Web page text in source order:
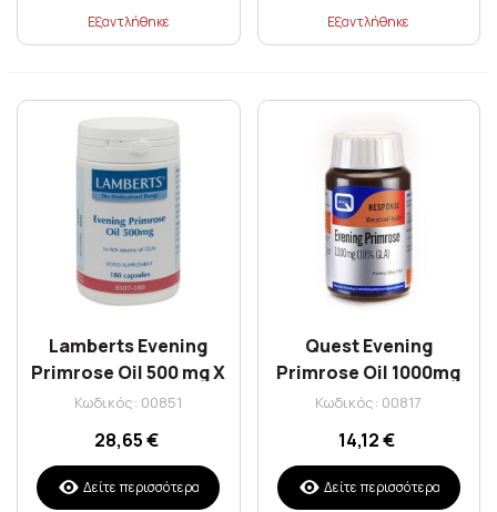
Εξαντλήθηκε Εξαντλήθηκε
Lamberts Evening
Primrose Oil 500 mg X
180 Caps (Ω6)
Κωδικός: 00851
28,65 €
Δείτε περισσότερα
Quest Evening
Primrose Oil 1000mg
10% Gla Caps 30S
Κωδικός: 00817
14,12 €
Δείτε περισσότερα